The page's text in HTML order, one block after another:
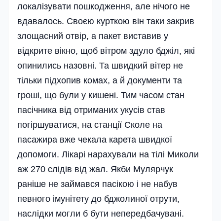
локалізувати пошкодження, але нічого не
вдавалось. Своєю курткою він таки закрив
злощасний отвір, а пакет виставив у
відкрите вікно, щоб вітром здуло бджіл, які
опинились назовні. Та швидкий вітер не
тільки підхопив комах, а й документи та
гроші, що були у кишені. Тим часом стан
пасічника від отриманих укусів став
погіршуватися, на станції Сколе на
пасажира вже чекала карета швидкої
допомоги. Лікарі нарахували на тілі Миколи
аж 270 слідів від жал. Якби Мулярчук
раніше не займався пасікою і не набув
певного імунітету до бджолиної отрути,
наслідки могли б бути непередбачувані.